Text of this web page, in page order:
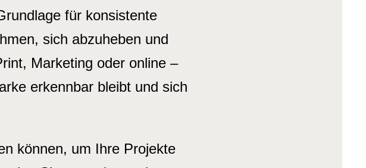
für konsistente
sich abzuheben und
Marketing oder online –
erkennbar bleibt und sich
können, um Ihre Projekte